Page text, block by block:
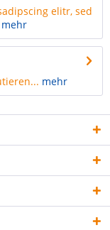
elitr, sed
mehr
mehr